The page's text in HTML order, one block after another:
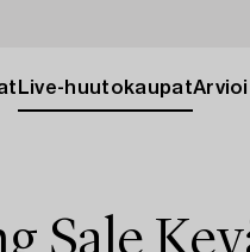
Live-huutokaupatArvioi